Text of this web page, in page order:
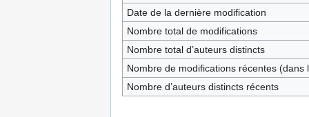
Date de la dernière modification
Nombre total de modifications
Nombre total d’auteurs distincts
Nombre de modifications récentes (dans
Nombre d’auteurs distincts récents